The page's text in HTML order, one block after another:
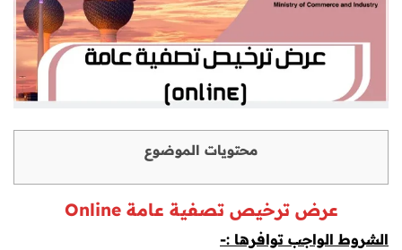
محتويات الموضوع
عرض ترخيص تصفية عامة Online
الشروط الواجب توافرها :-